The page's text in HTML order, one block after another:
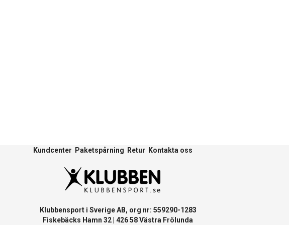
Kundcenter Paketspårning Retur Kontakta oss
Klubbensport i Sverige AB, org nr: 559290-1283
Fiskebäcks Hamn 32 | 426 58 Västra Frölunda